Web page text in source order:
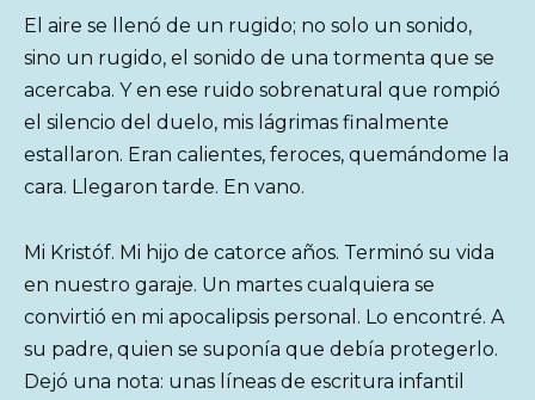
El aire se llenó de un rugido; no solo un sonido,
sino un rugido, el sonido de una tormenta que se
acercaba. Y en ese ruido sobrenatural que rompió
el silencio del duelo, mis lágrimas finalmente
estallaron. Eran calientes, feroces, quemándome la
cara. Llegaron tarde. En vano.
Mi Kristóf. Mi hijo de catorce años. Terminó su vida
en nuestro garaje. Un martes cualquiera se
convirtió en mi apocalipsis personal. Lo encontré. A
su padre, quien se suponía que debía protegerlo.
Dejó una nota: unas líneas de escritura infantil